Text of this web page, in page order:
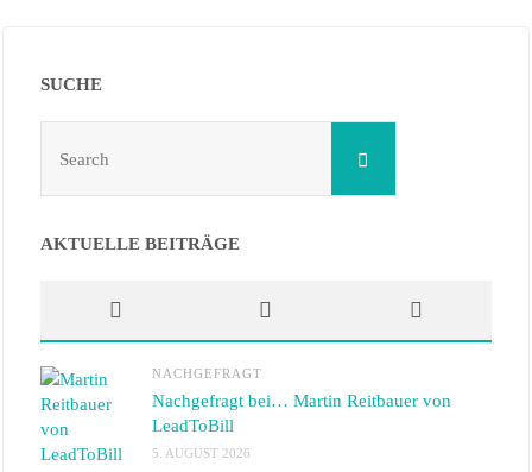
SUCHE
Search
AKTUELLE BEITRÄGE
NACHGEFRAGT
Nachgefragt bei… Martin Reitbauer von
LeadToBill
5. AUGUST 2026